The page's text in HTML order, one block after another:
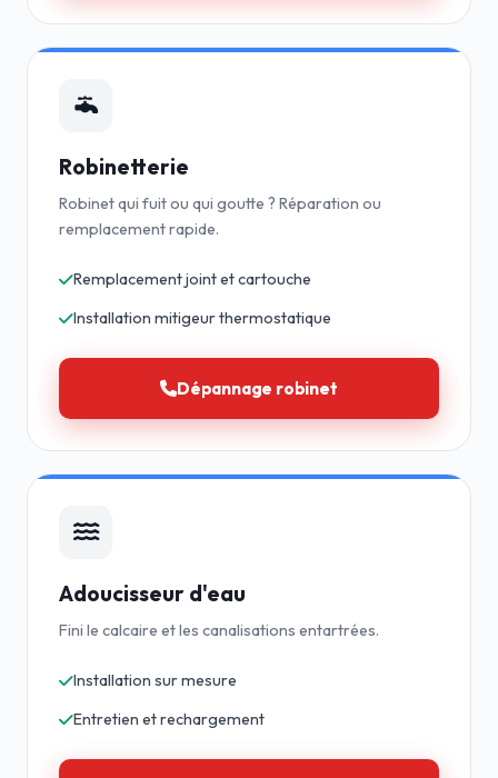
Robinetterie
Robinet qui fuit ou qui goutte ? Réparation ou
remplacement rapide.
Remplacement joint et cartouche
Installation mitigeur thermostatique
Dépannage robinet
Adoucisseur d'eau
Fini le calcaire et les canalisations entartrées.
Installation sur mesure
Entretien et rechargement